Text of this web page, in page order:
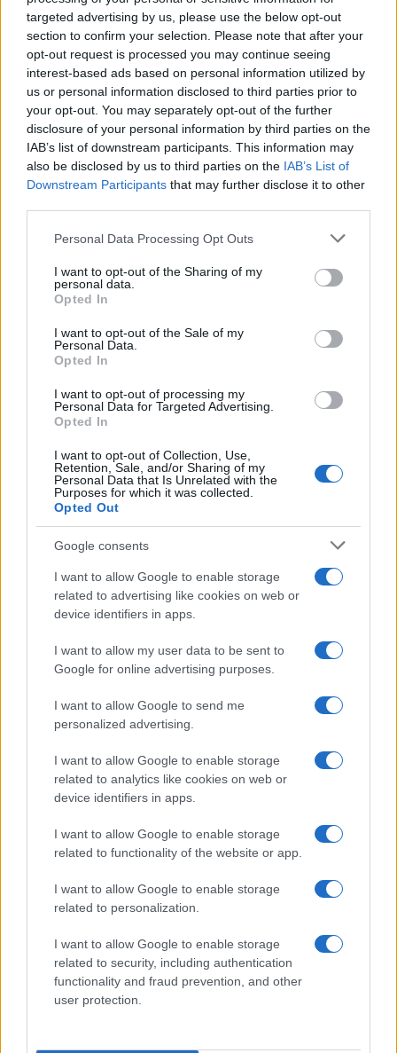
targeted advertising by us, please use the below opt-out
section to confirm your selection. Please note that after your
opt-out request is processed you may continue seeing
interest-based ads based on personal information utilized by
us or personal information disclosed to third parties prior to
your opt-out. You may separately opt-out of the further
disclosure of your personal information by third parties on the
IAB’s list of downstream participants. This information may
also be disclosed by us to third parties on the IAB’s List of
Downstream Participants that may further disclose it to other
Please note that this website/app uses one or more Google
not limited to your visit or usage behaviour. You may click to
grant or deny consent to Google and its third-party tags to
use your data for below specified purposes in below Google
consent section.
Personal Data Processing Opt Outs
I want to opt-out of the Sharing of my
personal data.
Opted In
I want to opt-out of the Sale of my
Personal Data.
Opted In
I want to opt-out of processing my
Personal Data for Targeted Advertising.
Opted In
I want to opt-out of Collection, Use,
Retention, Sale, and/or Sharing of my
Personal Data that Is Unrelated with the
Purposes for which it was collected.
Opted Out
Google consents
I want to allow Google to enable storage
related to advertising like cookies on web or
device identifiers in apps.
I want to allow my user data to be sent to
Google for online advertising purposes.
I want to allow Google to send me
personalized advertising.
I want to allow Google to enable storage
related to analytics like cookies on web or
device identifiers in apps.
I want to allow Google to enable storage
related to functionality of the website or app.
I want to allow Google to enable storage
related to personalization.
I want to allow Google to enable storage
related to security, including authentication
functionality and fraud prevention, and other
user protection.
Asimismo, es crucial utilizar herramientas
analíticas que faciliten la visualización del
rendimiento al instante. Plataformas comoGoogle
Marketing PlatformyFacebook Business
ofrecen dashboards intuitivos para el seguimiento
de métricas clave. Esta capacidad de reacción
rápida es lo que distingue a las empresas que
logran prosperar en el entorno digital actual. ¿Estás
listo para implementar estos pasos y llevar tu
AUTOR
Staff
OTROS ANIMALES